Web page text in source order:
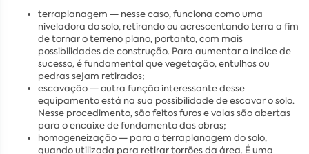
terraplanagem — nesse caso, funciona como uma
niveladora do solo, retirando ou acrescentando terra a fim
de tornar o terreno plano, portanto, com mais
possibilidades de construção. Para aumentar o índice de
sucesso, é fundamental que vegetação, entulhos ou
pedras sejam retirados;
escavação — outra função interessante desse
equipamento está na sua possibilidade de escavar o solo.
Nesse procedimento, são feitos furos e valas são abertas
para o encaixe de fundamento das obras;
homogeneização — para a terraplanagem do solo,
quando utilizada para retirar torrões da área. É uma